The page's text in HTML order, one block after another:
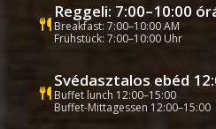
Reggeli: 7:00–10:00
Breakfast: 7:00–10:00 AM
Frühstück: 7:00–10:00 Uhr
Svédasztalos ebéd
Buffet lunch 12:00–15:00
Buffet-Mittagessen 12:00–15:00